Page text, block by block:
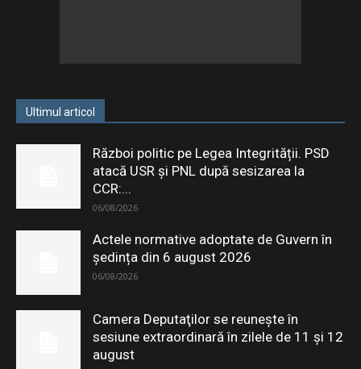
Ultimul articol
Război politic pe Legea Integrității. PSD
atacă USR și PNL după sesizarea la
CCR:...
06/08/2026
Actele normative adoptate de Guvern în
ședința din 6 august 2026
06/08/2026
Camera Deputaţilor se reuneşte în
sesiune extraordinară în zilele de 11 şi 12
august